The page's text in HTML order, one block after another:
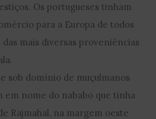
Os portugueses tinham
para a Europa de todos
mais diversas proveniências
sob domínio de muçulmanos
em nome do nababo que tinha
Rajmahal, na margem oeste